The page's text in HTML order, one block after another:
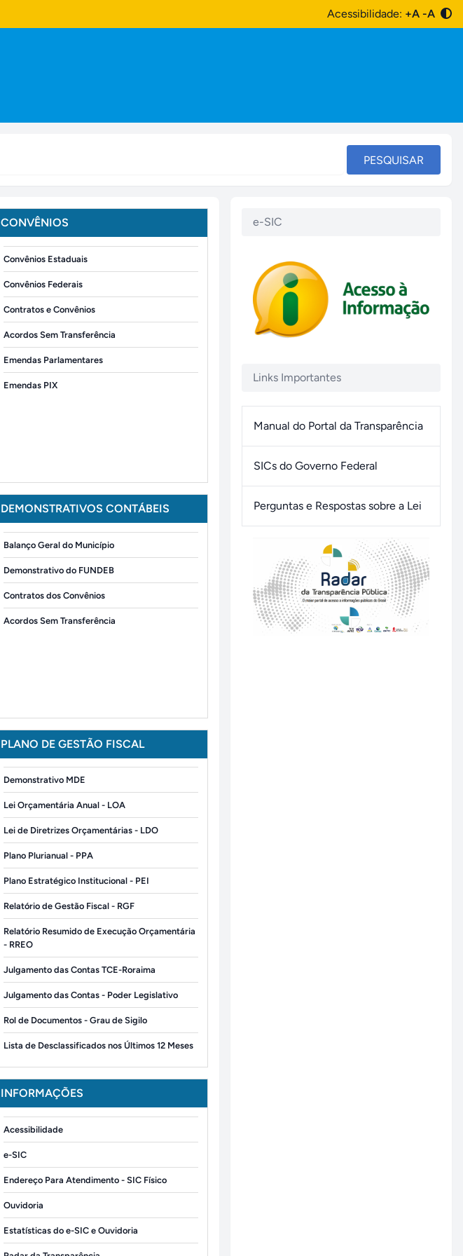
Acessibilidade: +A -A
PESQUISAR
CONVÊNIOS
Convênios Estaduais
Convênios Federais
Contratos e Convênios
Acordos Sem Transferência
Emendas Parlamentares
Emendas PIX
DEMONSTRATIVOS CONTÁBEIS
Balanço Geral do Município
Demonstrativo do FUNDEB
Contratos dos Convênios
Acordos Sem Transferência
PLANO DE GESTÃO FISCAL
Demonstrativo MDE
Lei Orçamentária Anual - LOA
Lei de Diretrizes Orçamentárias - LDO
Plano Plurianual - PPA
Plano Estratégico Institucional - PEI
Relatório de Gestão Fiscal - RGF
Relatório Resumido de Execução Orçamentária
- RREO
Julgamento das Contas TCE-Roraima
Julgamento das Contas - Poder Legislativo
Rol de Documentos - Grau de Sigilo
Lista de Desclassificados nos Últimos 12 Meses
INFORMAÇÕES
Acessibilidade
e-SIC
Endereço Para Atendimento - SIC Físico
Ouvidoria
Estatísticas do e-SIC e Ouvidoria
e-SIC
Links Importantes
Manual do Portal da Transparência
SICs do Governo Federal
Perguntas e Respostas sobre a Lei